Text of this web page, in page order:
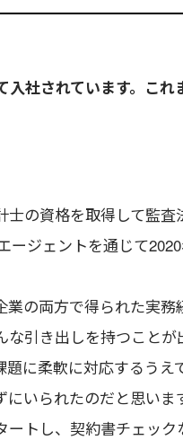
社されています。こ
の資格を取得して監
ージェントを通じて
の両方で得られた実
引き出しを持つことが
に柔軟に対応するう
いられたのだと思いま
トし、契約書チェッ